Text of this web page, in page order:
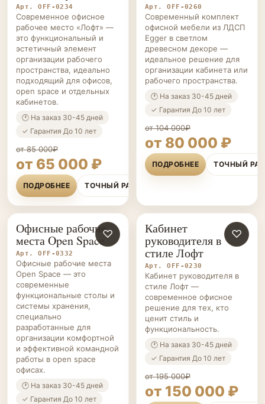
Арт. OFF-0234
Современное офисное
рабочее место «Лофт» —
это функциональный и
эстетичный элемент
организации рабочего
пространства, идеально
подходящий для офисов,
open space и отдельных
кабинетов.
🕐 На заказ 30-45 дней
✓ Гарантия До 10 лет
от 85 000₽
от 65 000 ₽
ПОДРОБНЕЕ ТОЧНЫЙ РАСЧЁТ
Арт. OFF-0260
Современный комплект
офисной мебели из ЛДСП
Egger в светлом
древесном декоре —
идеальное решение для
организации кабинета или
рабочего пространства.
🕐 На заказ 30-45 дней
✓ Гарантия До 10 лет
от 104 000₽
от 80 000 ₽
ПОДРОБНЕЕ ТОЧНЫЙ
ОФИСНАЯ
МЕБЕЛЬ НА ЗАКАЗ
♡
Офисные рабочие
места Open Space
Арт. OFF-0332
Офисные рабочие места
Open Space — это
современные
функциональные столы и
системы хранения,
специально
разработанные для
организации комфортной
и эффективной командной
работы в open space
офисах.
🕐 На заказ 30-45 дней
✓ Гарантия До 10 лет
ОФИСНАЯ
МЕБЕЛЬ НА ЗАКАЗ
♡
Кабинет
руководителя в
стиле Лофт
Арт. OFF-0230
Кабинет руководителя в
стиле Лофт —
современное офисное
решение для тех, кто
ценит стиль и
функциональность.
🕐 На заказ 30-45 дней
✓ Гарантия До 10 лет
от 195 000₽
от 150 000 ₽